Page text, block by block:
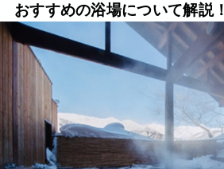
おすすめの浴場について解説！